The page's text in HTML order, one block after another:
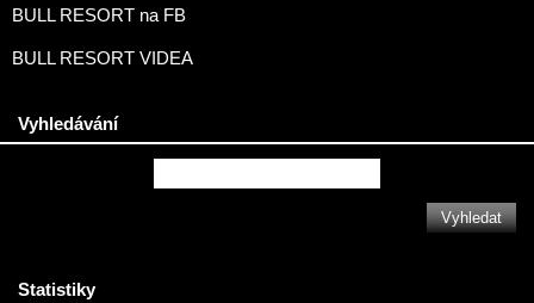
BULL RESORT na FB
BULL RESORT VIDEA
Vyhledávání
Statistiky